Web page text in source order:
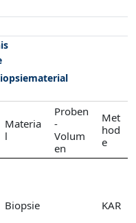
Materia
l
Proben
-
Volum
en
Met
hod
e
Biopsie KAR